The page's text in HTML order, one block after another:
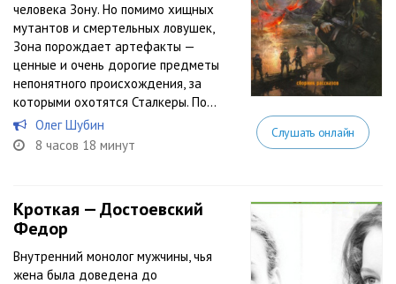
человека Зону. Но помимо хищных
мутантов и смертельных ловушек,
Зона порождает артефакты —
ценные и очень дорогие предметы
непонятного происхождения, за
которыми охотятся Сталкеры. По...
Олег Шубин
8 часов 18 минут
Слушать онлайн
Кроткая — Достоевский
Федор
Внутренний монолог мужчины, чья
жена была доведена до